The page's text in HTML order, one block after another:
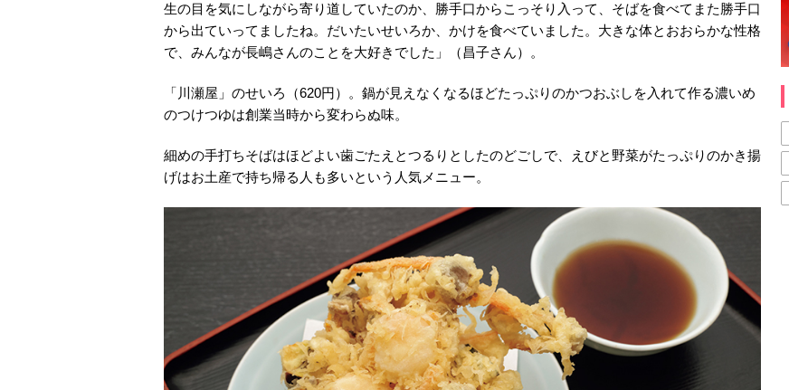
生の目を気にしながら寄り道していたのか、勝手口からこっそり入って、そばを食べてまた勝手口
から出ていってましたね。だいたいせいろか、かけを食べていました。大きな体とおおらかな性格
で、みんなが長嶋さんのことを大好きでした」（昌子さん）。
「川瀬屋」のせいろ（620円）。鍋が見えなくなるほどたっぷりのかつおぶしを入れて作る濃いめ
のつけつゆは創業当時から変わらぬ味。
細めの手打ちそばはほどよい歯ごたえとつるりとしたのどごしで、えびと野菜がたっぷりのかき揚
げはお土産で持ち帰る人も多いという人気メニュー。